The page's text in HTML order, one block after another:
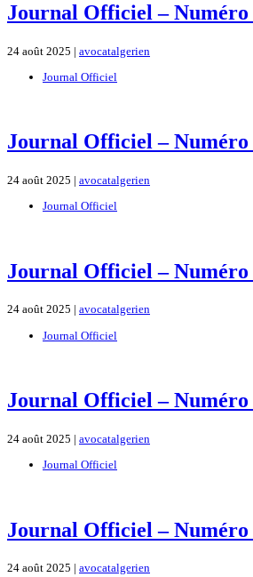
Journal Officiel – Numéro
24 août 2025 | avocatalgerien
Journal Officiel
Journal Officiel – Numéro
24 août 2025 | avocatalgerien
Journal Officiel
Journal Officiel – Numéro
24 août 2025 | avocatalgerien
Journal Officiel
Journal Officiel – Numéro
24 août 2025 | avocatalgerien
Journal Officiel
Journal Officiel – Numéro
24 août 2025 | avocatalgerien